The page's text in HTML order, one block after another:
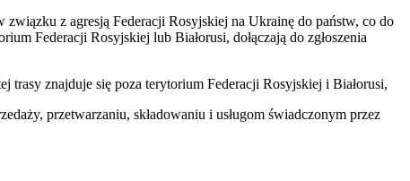
z agresją Federacji Rosyjskiej na Ukrainę do państw, co do
Federacji Rosyjskiej lub Białorusi, dołączają do zgłoszenia
trasy znajduje się poza terytorium Federacji Rosyjskiej i Białorusi,
przetwarzaniu, składowaniu i usługom świadczonym przez